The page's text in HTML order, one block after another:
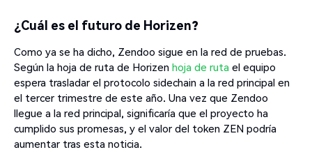
¿Cuál es el futuro de Horizen?
Como ya se ha dicho, Zendoo sigue en la red de pruebas.
Según la hoja de ruta de Horizen hoja de ruta el equipo
espera trasladar el protocolo sidechain a la red principal en
el tercer trimestre de este año. Una vez que Zendoo
llegue a la red principal, significaría que el proyecto ha
cumplido sus promesas, y el valor del token ZEN podría
aumentar tras esta noticia.